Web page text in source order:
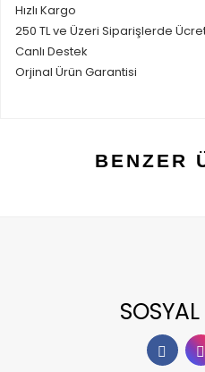
Hızlı Kargo
250 TL ve Üzeri Siparişlerde
Canlı Destek
Orjinal Ürün Garantisi
BENZER